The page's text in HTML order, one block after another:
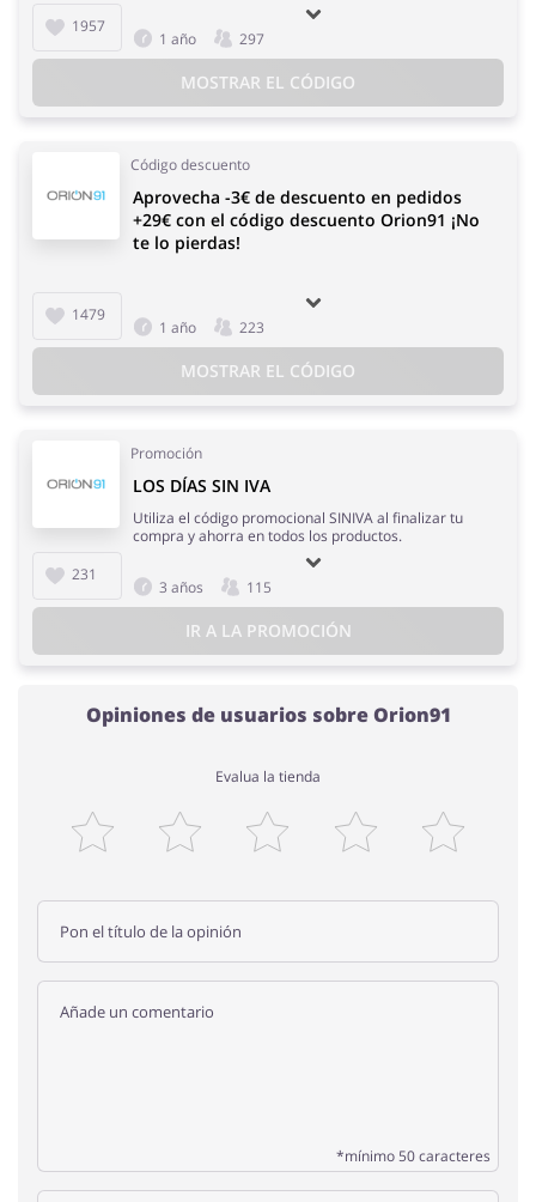
1957
1 año 297
MOSTRAR EL CÓDIGO
Código descuento
1479
Aprovecha -3€ de descuento en pedidos
+29€ con el código descuento Orion91 ¡No
te lo pierdas!
1 año 223
MOSTRAR EL CÓDIGO
Promoción
231
LOS DÍAS SIN IVA
Utiliza el código promocional SINIVA al finalizar tu
compra y ahorra en todos los productos.
3 años 115
IR A LA PROMOCIÓN
Opiniones de usuarios sobre Orion91
Evalua la tienda
*mínimo 50 caracteres